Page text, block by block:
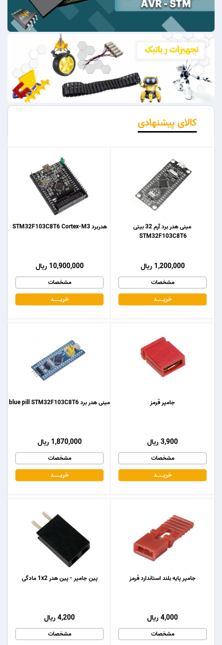
کالای پیشنهادی
هدربرد STM32F103C8T6 Cortex-M3
10,900,000 ریال
مشخصات
خریـــــــد
مینی هدر برد آرم 32 بیتی
STM32F103C8T6
1,200,000 ریال
مشخصات
خریـــــــد
مینی هدر برد blue pill STM32F103C8T6
1,870,000 ریال
مشخصات
خریـــــــد
جامپر قرمز
3,900 ریال
مشخصات
خریـــــــد
پین جامپر - پین هدر 1x2 مادگی
4,200 ریال
مشخصات
جامپر پایه بلند استاندارد قرمز
4,000 ریال
مشخصات